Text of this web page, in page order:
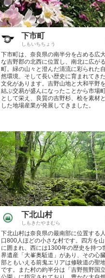
下市町
しもいちちょう
下市町は、奈良県の南半分を占める広
な吉野郡の北西に位置し、南北に広がる
町。緑の山々と澄んだ清流に彩られた自
然環境、そして長い歴史に育まれてきた
文化があります。吉野山地と大和平野を
結ぶ交易が盛んになったことから市場
として栄え、良質の吉野杉、桧を素材と
した地場産業が発展してきました。
下北山村
しもきたやまむら
下北山村は奈良県の最南部に位置する人
口800人ほどの小さな村です。四方を山
に囲まれ、西には1300年の歴史を持つ
界遺産「大峯奥駈道」があり、その心臓
部ともいえる前鬼エリアは修験道の聖
です。また村の約半分は「吉野熊野国立